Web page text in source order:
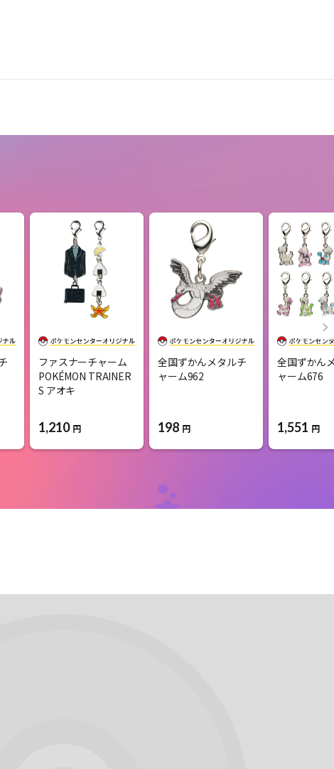
ファスナーチャーム
POKÉMON TRAINER
S アオキ
1,210 円
全国ずかんメタルチ
ャーム962
198 円
全国ずかん
ャーム676
1,551 円